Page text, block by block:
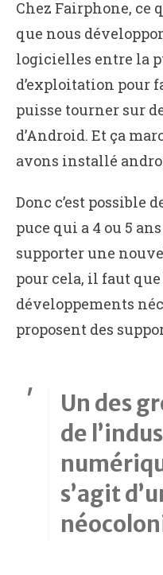
Chez Fairphone, ce
que nous
logicielles entre la
d’exploitation pour
puisse tourner sur
d’Android. Et ça
avons installé
Donc c’est possible
puce qui a 4 ou 5
supporter une
pour cela, il faut
développements
proposent des
Un des
de
s’agit